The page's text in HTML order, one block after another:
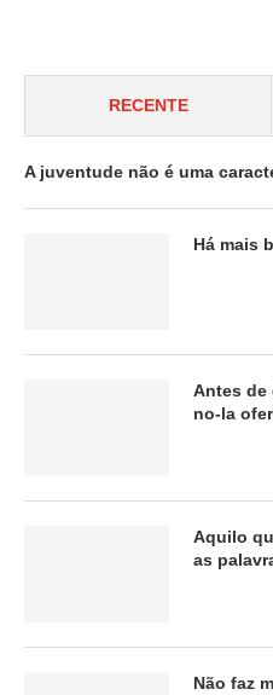
RECENTE
A juventude não é uma
Há mais
Antes de
no-la
Aquilo
as
Não faz